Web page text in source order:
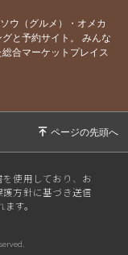
2月5日(木)まで!!
おやつ登場!!!
2026年のRe:STA
お願い
ウ（グルメ）・オメカ
と予約サイト。
みんな
合マーケットプレイス
を使用しており、お
方針に基づき送信
す。